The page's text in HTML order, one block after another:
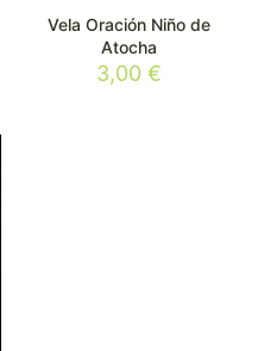
Vela Oración Niño de
Atocha
3,00 €